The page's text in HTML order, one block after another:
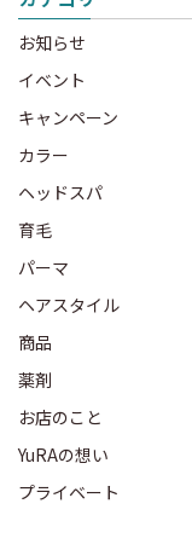
お知らせ
イベント
キャンペーン
カラー
ヘッドスパ
育毛
パーマ
ヘアスタイル
商品
薬剤
お店のこと
YuRAの想い
プライベート